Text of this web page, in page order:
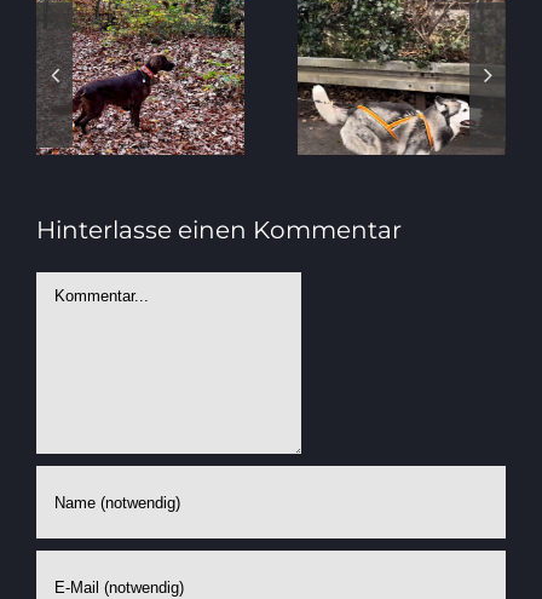
Feedback von
Sabrina R. mit
Irish Setter
Greta
(wöchentlicher
Antijagd-Kurs)
Feedback zum
Antijagdtraining
Onlinekurs
von Hanna K.
mit Husky Sky
Hinterlasse einen Kommentar
Kommentar